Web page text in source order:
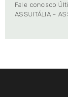
Fale conosco
ASSUITÁLIA –